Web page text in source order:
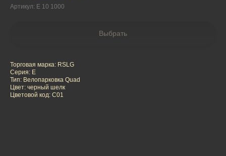
Артикул: E 10 1000
Выбрать
Торговая марка: RSLG
Серия: E
Тип: Велопарковка Quad
Цвет: черный шелк
Цветовой код: C01